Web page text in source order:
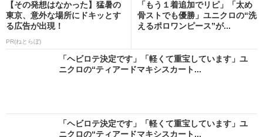
【その発想はなかった】猛暑の
東京、意外な場所にドキッとす
る広告が出現！
PR(ねとらぼ)
「もう１着追加でリピ」「太め
骨ストでも優勝」ユニクロの“洗
えるポロワンピース”が...
「ヘビロテ決定です」「軽くて重宝しています」ユ
ニクロの“ティアードマキシスカート...
「ヘビロテ決定です」「軽くて重宝しています」ユ
ニクロの“ティアードマキシスカート...